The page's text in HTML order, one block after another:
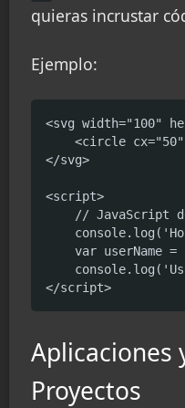
quieras incrustar
Ejemplo:
<svg width="100"
<circle
</svg>
<script>
// JavaScript
var userName =
</script>
Aplicaciones
Proyectos